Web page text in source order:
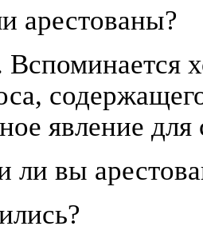
арестованы?
Вспоминается
явление для
ли вы